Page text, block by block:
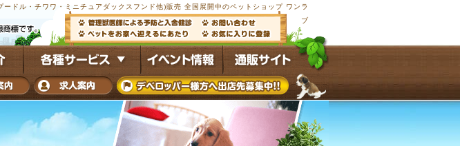
ードル・チワワ・ミニチュアダックスフンド他)販売 全国展開中のペットショップ ワンラ
ブ